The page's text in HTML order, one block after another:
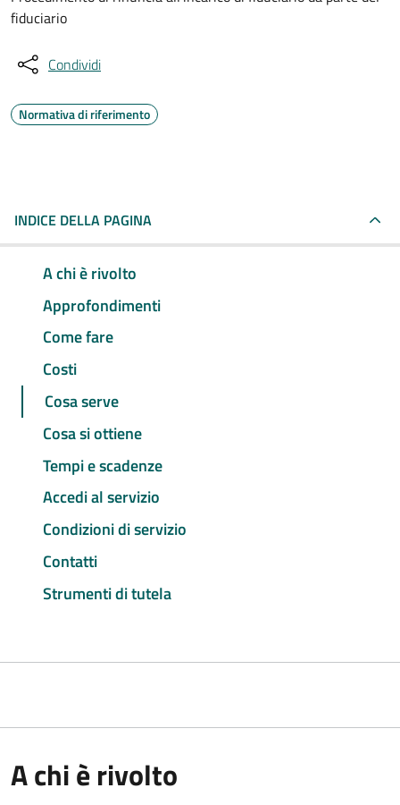
fiduciario
Condividi
Normativa di riferimento
INDICE DELLA PAGINA
A chi è rivolto
Approfondimenti
Come fare
Costi
Cosa serve
Cosa si ottiene
Tempi e scadenze
Accedi al servizio
Condizioni di servizio
Contatti
Strumenti di tutela
A chi è rivolto